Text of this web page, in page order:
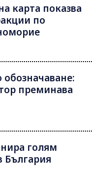
карта показва
по
преминава
голям
България